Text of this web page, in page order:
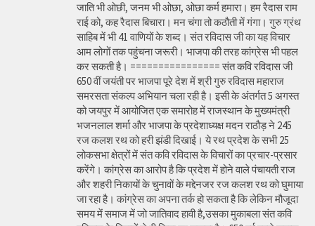
जाति भी ओछी, जनम भी ओछा, ओछा कर्म हमारा। हम रैदास राम
राई को, कह रैदास बिचारा। मन चंगा तो कठौती में गंगा। गुरु ग्रंथ
साहिब में भी 41 वाणियों के शब्द। संत रविदास जी का यह विचार
आम लोगों तक पहुंचना जरूरी। भाजपा की तरह कांग्रेस भी पहल
कर सकती है। ================ संत कवि रविदास जी
650 वीं जयंती पर भाजपा पूरे देश में श्री गुरु रविदास महाराज
समरसता संकल्प अभियान चला रही है। इसी के अंतर्गत 5 अगस्त
को जयपुर में आयोजित एक समारोह में राजस्थान के मुख्यमंत्री
भजनलाल शर्मा और भाजपा के प्रदेशाध्यक्ष मदन राठौड़ ने 245
रज कलश रथ को हरी झंडी दिखाई। ये रथ प्रदेश के सभी 25
लोकसभा क्षेत्रों में संत कवि रविदास के विचारों का प्रचार-प्रसार
करेंगे। कांग्रेस का आरोप है कि प्रदेश में होने वाले पंचायती राज
और शहरी निकायों के चुनावों के मद्देनजर रज कलश रथ को घुमाया
जा रहा है। कांग्रेस का अपना तर्क हो सकता है कि लेकिन मौजूदा
समय में समाज में जो जातिवाद हावी है,उसका मुकाबला संत कवि